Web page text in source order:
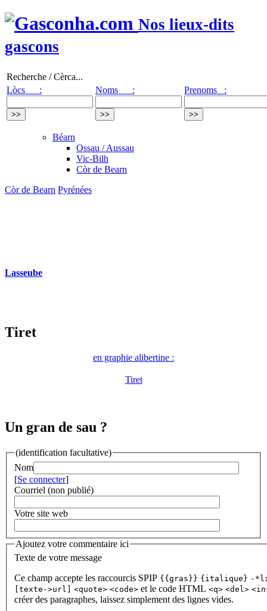
Nos lieux-dits
gascons
Recherche / Cèrca...
Lòcs :
Noms : Prenoms :
Béarn
Ossau / Aussau
Vic-Bilh
Còr de Bearn
Còr de Bearn Pyrénées
Lasseube
Tiret
en graphie alibertine :
Tiret
Un gran de sau ?
(identification facultative)
Nom
[Se connecter]
Courriel (non publié)
Votre site web
Ajoutez votre commentaire ici
Texte de votre message
Ce champ accepte les raccourcis SPIP {{gras}} {italique} -
[texte->url]
<quote> <code> et le code HTML <q> <del>
créer des paragraphes, laissez simplement des lignes vides.